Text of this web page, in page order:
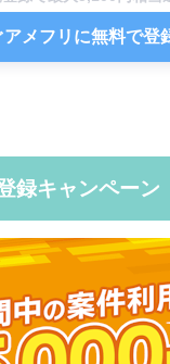
アメフリに無料で登
録キャンペーン